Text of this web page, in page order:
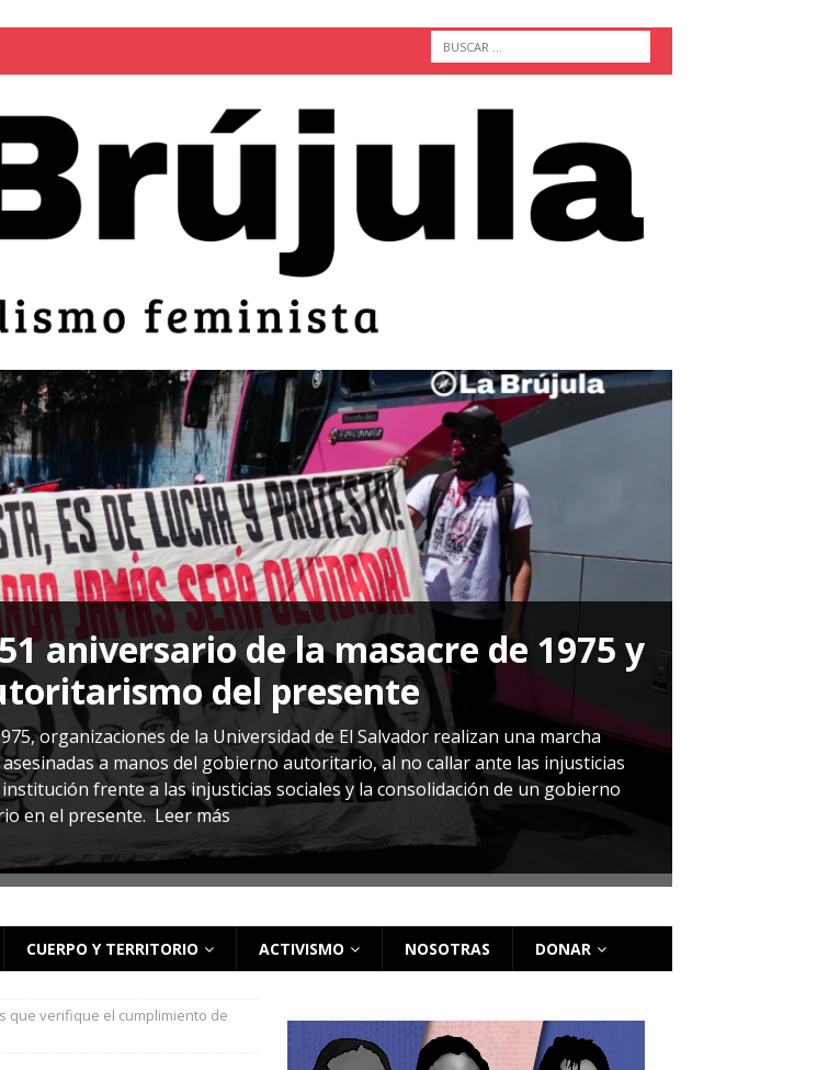
y adolescentes desaparece del territorio
de 1975 y denuncian el
Hernández: víctima del régimen de
presidenciales para 2027
Salvador ACTUALIDAD
aniversario de la masacre de 1975 y
del presente
organizaciones de la Universidad de El Salvador realizan una marcha
a manos del gobierno autoritario, al no callar ante las injusticias
frente a las injusticias sociales y la consolidación de un gobierno
en el presente.Leer más
CUERPO Y TERRITORIO ACTIVISMO NOSOTRAS DONAR
que verifique el cumplimiento de